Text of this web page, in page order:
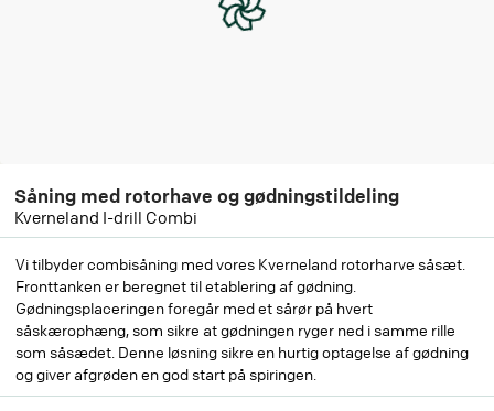
Såning med rotorhave og gødningstildeling
Kverneland I-drill Combi
Vi tilbyder combisåning med vores Kverneland rotorharve såsæt.
Fronttanken er beregnet til etablering af gødning.
Gødningsplaceringen foregår med et sårør på hvert
såskærophæng, som sikre at gødningen ryger ned i samme rille
som såsædet. Denne løsning sikre en hurtig optagelse af gødning
og giver afgrøden en god start på spiringen.